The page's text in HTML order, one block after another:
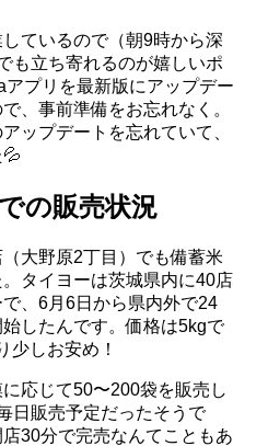
ているので（朝9時から深
も立ち寄れるのが嬉しいポ
プリを最新版にアップデー
、事前準備をお忘れなく。
ップデートを忘れていて、
の販売状況
大野原2丁目）でも備蓄米
タイヨーは茨城県内に40店
、6月6日から県内外で24
したんです。価格は5kgで
少しお安め！
応じて50〜200袋を販売し
日販売予定だったそうで
30分で完売なんてこともあ